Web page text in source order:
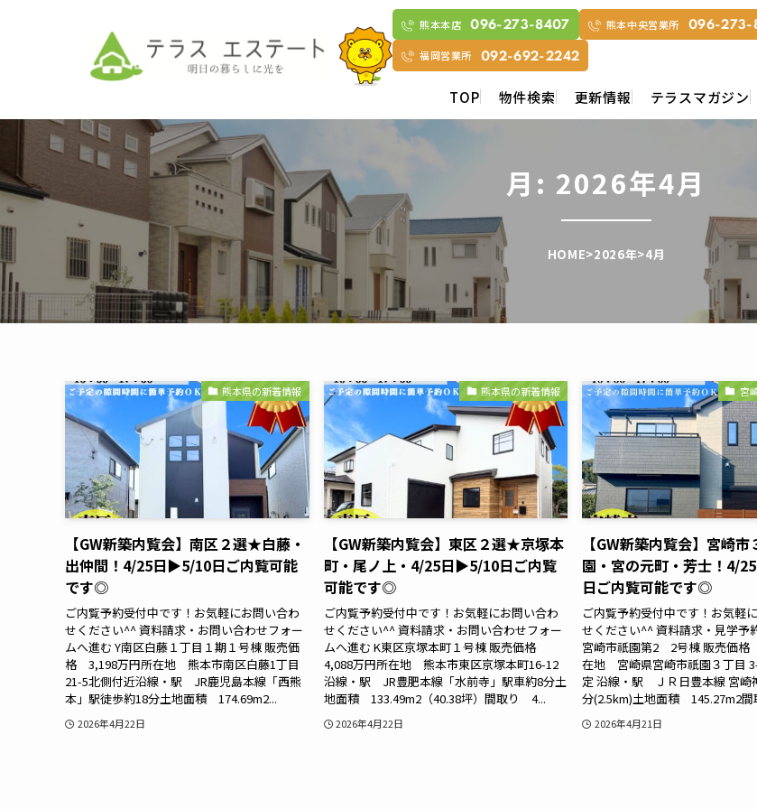
熊本本店 096-273-8407 熊本中央営業所 096-273-
福岡営業所 092-692-2242
TOP 物件検索 更新情報 テラスマガジン
月: 2026年4月
HOME>2026年>4月
熊本県の新着情報
【GW新築内覧会】南区２選★白藤・
出仲間！4/25日▶5/10日ご内覧可能
です◎
ご内覧予約受付中です！お気軽にお問い合わ
せください^^ 資料請求・お問い合わせフォー
ムへ進む Y南区白藤１丁目１期１号棟 販売価
格 3,198万円所在地 熊本市南区白藤1丁目
21-5北側付近沿線・駅 JR鹿児島本線「西熊
本」駅徒歩約18分土地面積 174.69m2...
2026年4月22日
熊本県の新着情報
【GW新築内覧会】東区２選★京塚本
町・尾ノ上・4/25日▶5/10日ご内覧
可能です◎
ご内覧予約受付中です！お気軽にお問い合わ
せください^^ 資料請求・お問い合わせフォー
ムへ進む K東区京塚本町１号棟 販売価格
4,088万円所在地 熊本市東区京塚本町16-12
沿線・駅 JR豊肥本線「水前寺」駅車約8分土
地面積 133.49m2（40.38坪）間取り 4...
2026年4月22日
宮
【GW新築内覧会】宮崎
園・宮の元町・芳士！4/
日ご内覧可能です◎
ご内覧予約受付中です！お気軽
せください^^ 資料請求・見学予
宮崎市祇園第2 2号棟 販売価
在地 宮崎県宮崎市祇園３丁目
定 沿線・駅 ＪＲ日豊本線 宮崎
分(2.5km)土地面積 145.27m2間
2026年4月21日